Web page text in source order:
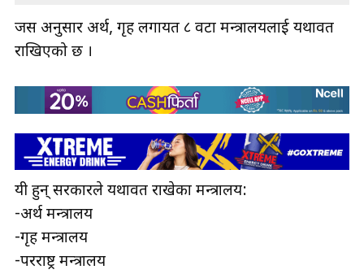
जस अनुसार अर्थ, गृह लगायत ८ वटा मन्त्रालयलाई यथावत
राखिएको छ ।
यी हुन् सरकारले यथावत राखेका मन्त्रालय:
-अर्थ मन्त्रालय
-गृह मन्त्रालय
-परराष्ट्र मन्त्रालय